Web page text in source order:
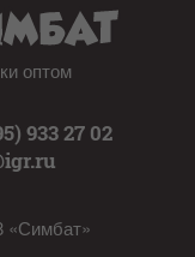
оптом
933 27 02
«Симбат»